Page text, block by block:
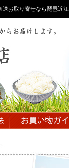
お取り寄せなら琵琶近